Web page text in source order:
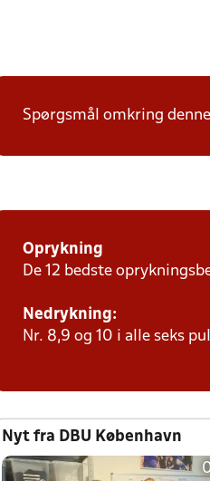
Spørgsmål omkring
Oprykning
De 12 bedste
Nedrykning:
Nr. 8,9 og 10 i alle seks
Nyt fra DBU København